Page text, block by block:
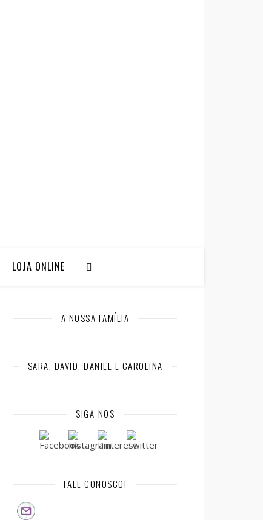
LOJA ONLINE
A NOSSA FAMÍLIA
SARA, DAVID, DANIEL E CAROLINA
SIGA-NOS
FALE CONOSCO!